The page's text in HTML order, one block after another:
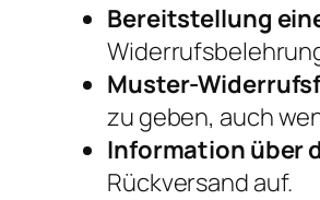
Bereitstellung
Muster-
zu geben, auch
Information über
Rückversand auf.